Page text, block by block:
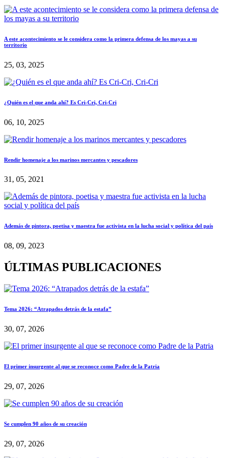
A este acontecimiento se le considera como la primera defensa de los mayas a su
territorio
25, 03, 2025
¿Quién es el que anda ahí? Es Cri-Cri, Cri-Cri
06, 10, 2025
Rendir homenaje a los marinos mercantes y pescadores
31, 05, 2021
Además de pintora, poetisa y maestra fue activista en la lucha social y política del país
08, 09, 2023
ÚLTIMAS PUBLICACIONES
Tema 2026: “Atrapados detrás de la estafa”
30, 07, 2026
El primer insurgente al que se reconoce como Padre de la Patria
29, 07, 2026
Se cumplen 90 años de su creación
29, 07, 2026